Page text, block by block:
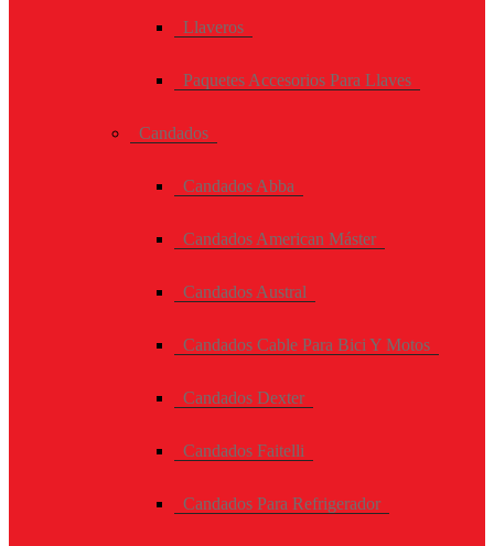
Llaveros
Paquetes Accesorios Para Llaves
Candados
Candados Abba
Candados American Máster
Candados Austral
Candados Cable Para Bici Y Motos
Candados Dexter
Candados Faitelli
Candados Para Refrigerador